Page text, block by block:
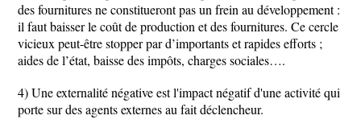
des fournitures ne constitueront pas un frein au développement :
il faut baisser le coût de production et des fournitures. Ce cercle
vicieux peut-être stopper par d’importants et rapides efforts ;
aides de l’état, baisse des impôts, charges sociales….
4) Une externalité négative est l'impact négatif d'une activité qui
porte sur des agents externes au fait déclencheur.